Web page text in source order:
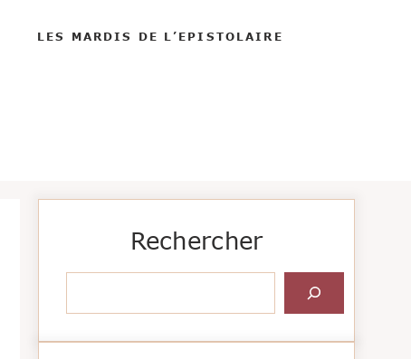
LES MARDIS DE L’EPISTOLAIRE
Rechercher